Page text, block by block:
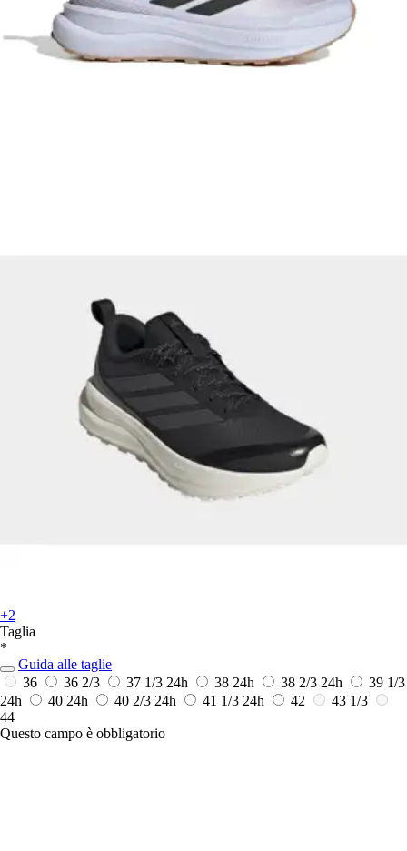
+2
Taglia
*
Guida alle taglie
36
36 2/3 37 1/3 24h 38 24h 38 2/3 24h
39 1/3
24h
40 24h 40 2/3 24h 41 1/3 24h 42
43 1/3
44
Questo campo è obbligatorio